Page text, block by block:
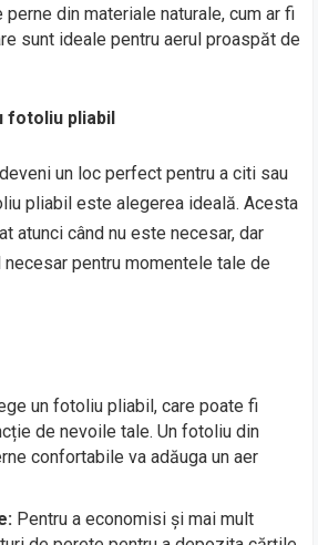
din materiale naturale, cum ar fi
sunt ideale pentru aerul proaspăt de
fotoliu pliabil
un loc perfect pentru a citi sau
pliabil este alegerea ideală. Acesta
atunci când nu este necesar, dar
pentru momentele tale de
un fotoliu pliabil, care poate fi
de nevoile tale. Un fotoliu din
confortabile va adăuga un aer
Pentru a economisi și mai mult